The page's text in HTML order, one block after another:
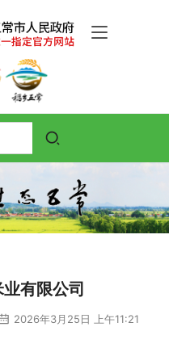
有限公司
2026年3月25日 上午11:21